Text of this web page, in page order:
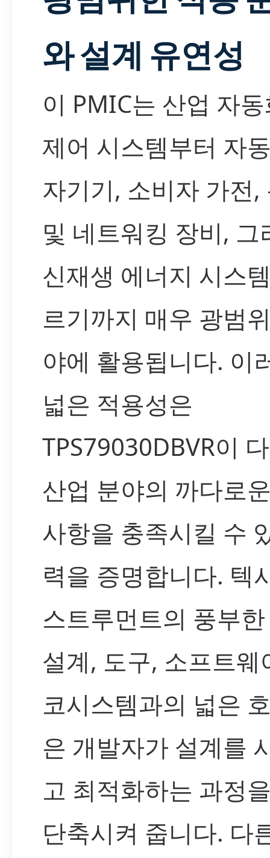
와 설계 유연성
이 PMIC는 산업 자
제어 시스템부터 자
자기기, 소비자 가전,
및 네트워킹 장비, 그
신재생 에너지 시스
르기까지 매우 광범
야에 활용됩니다. 이
넓은 적용성은
TPS79030DBVR이
산업 분야의 까다로
사항을 충족시킬 수
력을 증명합니다. 텍
스트루먼트의 풍부
설계, 도구, 소프트웨
코시스템과의 넓은
은 개발자가 설계를
고 최적화하는 과정
단축시켜 줍니다. 다